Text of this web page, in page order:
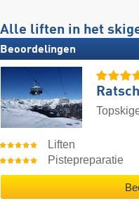
Alle liften in het
Beoordelingen
Liften
Pistepreparatie